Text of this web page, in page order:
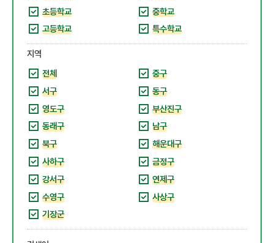
초등학교
중학교
고등학교
특수학교
지역
전체
중구
서구
동구
영도구
부산진구
동래구
남구
북구
해운대구
사하구
금정구
강서구
연제구
수영구
사상구
기장군